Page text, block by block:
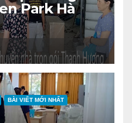
Park Hà
BÀI VIẾT MỚI NHẤT